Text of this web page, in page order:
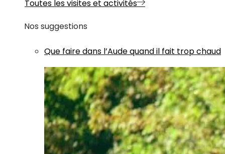
Toutes les visites et activités
Nos suggestions
Que faire dans l’Aude quand il fait trop chaud